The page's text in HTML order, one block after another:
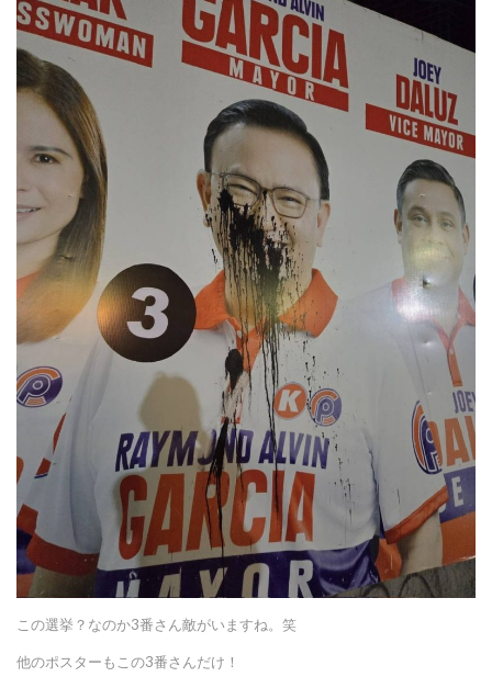
この選挙？なのか3番さん敵がいますね。笑
他のポスターもこの3番さんだけ！